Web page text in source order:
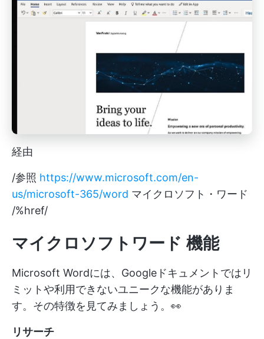
経由
/参照 https://www.microsoft.com/en-
us/microsoft-365/word マイクロソフト・ワード
/%href/
マイクロソフトワード 機能
Microsoft Wordには、Googleドキュメントではリ
ミットや利用できないユニークな機能がありま
す。その特徴を見てみましょう。👀
リサーチ